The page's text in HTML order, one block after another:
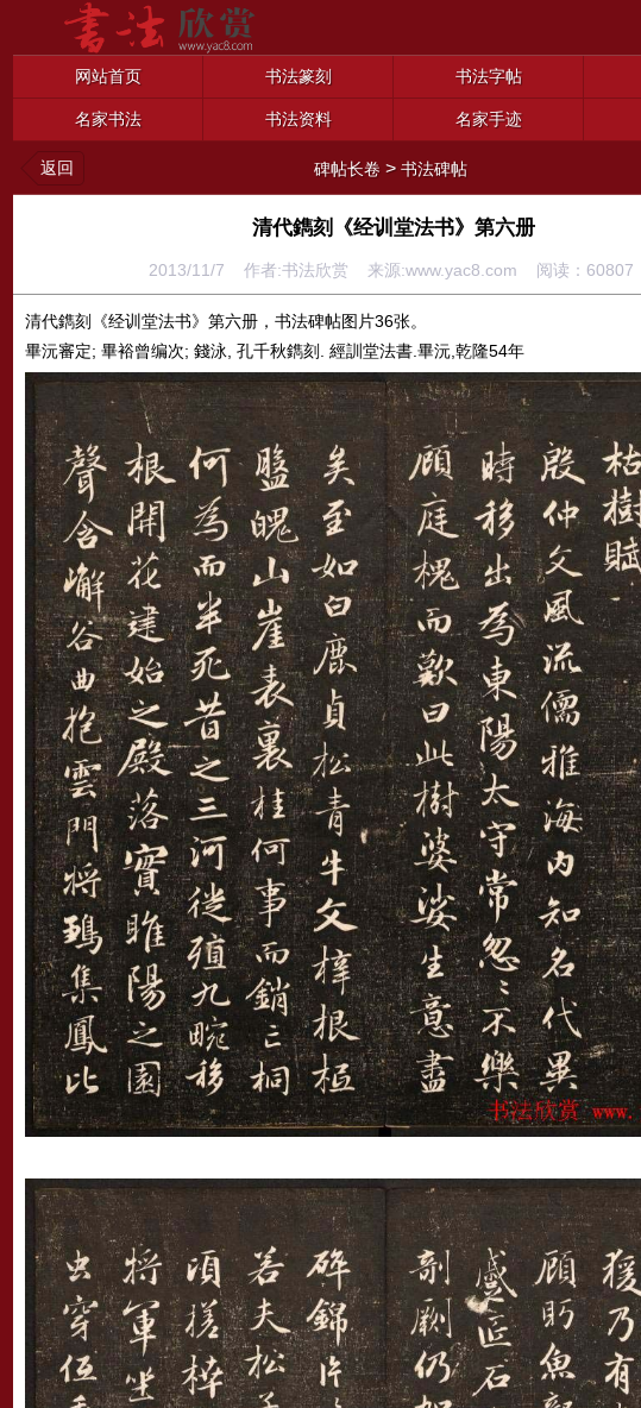
网站首页 书法篆刻 书法字帖
名家书法 书法资料 名家手迹
返回 碑帖长卷 >书法碑帖
清代鐫刻《经训堂法书》第六册
2013/11/7 作者:书法欣赏 来源:www.yac8.com 阅读： 60807
清代鐫刻《经训堂法书》第六册，书法碑帖图片36张。
畢沅審定; 畢裕曾编次; 錢泳, 孔千秋鐫刻. 經訓堂法書.畢沅,乾隆54年